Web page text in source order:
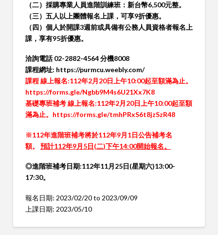
（二）採購專業人員進階訓練班：新台幣6,500元整。
（三）五人以上團體報名上課，可享9折優惠。
（四）個人於開課3週前或具備有公務人員資格者報名上
課，享有95折優惠。
洽詢電話 02-2882-4564 分機8008
課程網址: https://purmcu.weebly.com/
課程 線上報名:112年2月20日上午10:00起至額滿為止。
https://forms.gle/Ngbb9M4s6U21Xx7K8
基礎專班補考 線上報名:112年2月20日上午10:00起至額
滿為止。 https://forms.gle/tmhPRxS6t8jzSzR48
※112年進階班補考將於112年9月1日公告補考名
額。
預計112年9月5日(二)下午14:00開始報名。
◎進階班補考日期:112年11月25日(星期六)13:00-
17:30。
報名日期: 2023/02/20to 2023/09/09
上課日期: 2023/05/10